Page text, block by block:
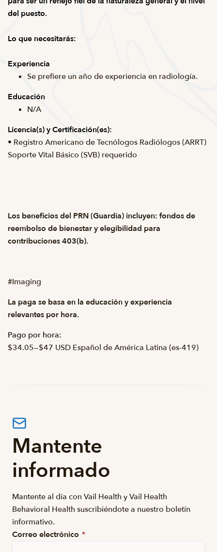
del puesto.
Lo que necesitarás:
Experiencia
Se prefiere un año de experiencia en radiología.
Educación
N/A
Licencia(s) yCertificación(es):
• Registro Americano de Tecnólogos Radiólogos (ARRT)
Soporte Vital Básico (SVB) requerido
Los beneficios del PRN (Guardia) incluyen: fondos de
reembolso de bienestar y elegibilidad para
contribuciones 403(b).
#Imaging
La paga se basa en la educación y experiencia
relevantes por hora.
Pago por hora:
$34.05—$47 USD Español de América Latina (es-419)
Mantente
informado
Mantente al día con Vail Health y Vail Health
Behavioral Health suscribiéndote a nuestro boletín
informativo.
Correo electrónico *